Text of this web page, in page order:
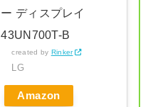
ー ディスプレイ
43UN700T-B
created by Rinker
LG
Amazon